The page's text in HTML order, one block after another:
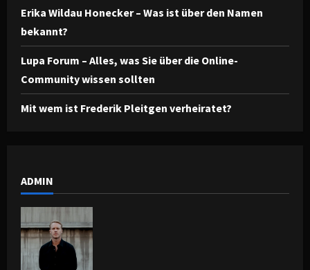
Erika Wildau Honecker – Was ist über den Namen
bekannt?
Lupa Forum – Alles, was Sie über die Online-
Community wissen sollten
Mit wem ist Frederik Pleitgen verheiratet?
ADMIN